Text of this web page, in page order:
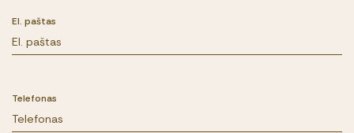
El. paštas
Telefonas